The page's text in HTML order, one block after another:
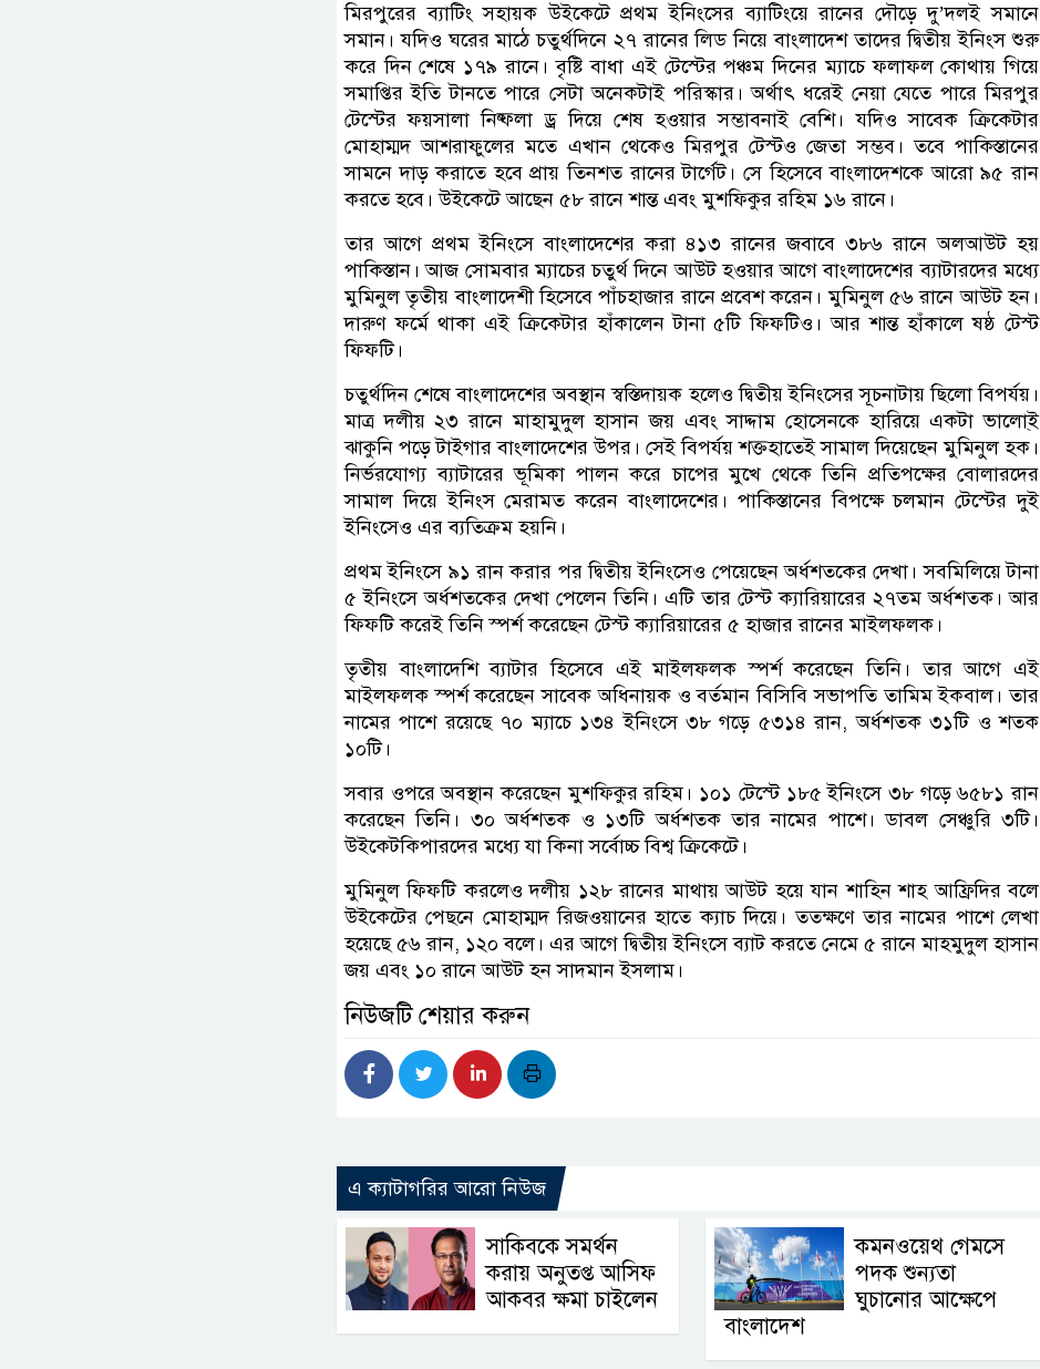
মিরপুরের ব্যাটিং সহায়ক উইকেটে প্রথম ইনিংসের ব্যাটিংয়ে রানের দৌড়ে দু’দলই সমানে
সমান। যদিও ঘরের মাঠে চতুর্থদিনে ২৭ রানের লিড নিয়ে ব‍াংলাদেশ তাদের দ্বিতীয় ইনিংস শুরু
করে দিন শেষে ১৭৯ রানে। বৃষ্টি বাধা এই টেস্টের পঞ্চম দিনের ম্যাচে ফলাফল কোথায় গিয়ে
সমাপ্তির ইতি টানতে পারে সেটা অনেকটাই পরিস্কার। অর্থা‍ৎ ধরেই নেয়া যেতে পারে মিরপুর
টেস্টের ফয়সালা নিষ্ফলা ড্র দিয়ে শেষ হওয়ার সম্ভাবনাই বেশি। যদিও সাবেক ক্রিকেটার
মোহাম্মদ আশরাফুলের মতে এখান থেকেও মিরপুর টেস্টও জেতা সম্ভব। তবে পাকিস্তানের
সামনে দাড় করাতে হবে প্রায় তিনশত রানের টার্গেট। সে হিসেবে বাংলাদেশকে আরো ৯৫ রান
করতে হবে। উইকেটে আছেন ৫৮ রানে শান্ত এবং মুশফিকুর রহিম ১৬ রানে।
তার আগে প্রথম ইনিংসে বাংলাদেশের করা ৪১৩ রানের জবাবে ৩৮৬ রানে অলআউট হয়
পাকিস্তান। আজ সোমবার ম্যাচের চতুর্থ দিনে আউট হওয়ার আগে বাংলাদেশের ব্যাটারদের মধ্যে
মুমিনুল তৃতীয় বাংলাদেশী হিসেবে পাঁচহাজার রানে প্রবেশ করেন। মুমিনুল ৫৬ রানে আউট হন।
দারুণ ফর্মে থাকা এই ক্রিকেটার হাঁকালেন টানা ৫টি ফিফটিও। আর শান্ত হাঁকালে ষষ্ঠ টেস্ট
ফিফটি।
চতুর্থদিন শেষে বাংলাদেশের অবস্থান স্বস্তিদায়ক হলেও দ্বিতীয় ইনিংসের সূচনাটায় ছিলো বিপর্যয়।
মাত্র দলীয় ২৩ রানে মাহামুদুল হাসান জয় এবং সাদ্দাম হোসেনকে হারিয়ে একটা ভালো্ই
ঝাকুনি পড়ে টাইগার বাংলাদেশের উপর। সেই বিপর্যয় শক্তহাতেই সামাল দিয়েছেন মুমিনুল হক।
নির্ভরযোগ্য ব্যাটারের ভূমিকা পালন করে চাপের মুখে থেকে তিনি প্রতিপক্ষের বোলারদের
সামাল দিয়ে ইনিংস মেরামত করেন বাংলাদেশের। পাকিস্তানের বিপক্ষে চলমান টেস্টের দুই
ইনিংসেও এর ব্যতিক্রম হয়নি।
প্রথম ইনিংসে ৯১ রান করার পর দ্বিতীয় ইনিংসেও পেয়েছেন অর্ধশতকের দেখা। সবমিলিয়ে টানা
৫ ইনিংসে অর্ধশতকের দেখা পেলেন তিনি। এটি তার টেস্ট ক্যারিয়ারের ২৭তম অর্ধশতক। আর
ফিফটি করেই তিনি স্পর্শ করেছেন টেস্ট ক্যারিয়ারের ৫ হাজার রানের মাইলফলক।
তৃতীয় বাংলাদেশি ব্যাটার হিসেবে এই মাইলফলক স্পর্শ করেছেন তিনি। তার আগে এই
মাইলফলক স্পর্শ করেছেন সাবেক অধিনায়ক ও বর্তমান বিসিবি সভাপতি তামিম ইকবাল। তার
নামের পাশে রয়েছে ৭০ ম্যাচে ১৩৪ ইনিংসে ৩৮ গড়ে ৫৩১৪ রান, অর্ধশতক ৩১টি ও শতক
১০টি।
সবার ওপরে অবস্থান করেছেন মুশফিকুর রহিম। ১০১ টেস্টে ১৮৫ ইনিংসে ৩৮ গড়ে ৬৫৮১ রান
করেছেন তিনি। ৩০ অর্ধশতক ও ১৩টি অর্ধশতক তার নামের পাশে। ডাবল সেঞ্চুরি ৩টি।
উইকেটকিপারদের মধ্যে যা কিনা সর্বোচ্চ বিশ্ব ক্রিকেটে।
মুমিনুল ফিফটি করলেও দলীয় ১২৮ রানের মাথায় আউট হয়ে যান শাহিন শাহ আফ্রিদির বলে
উইকেটের পেছনে মোহাম্মদ রিজওয়ানের হাতে ক্যাচ দিয়ে। ততক্ষণে তার নামের পাশে লেখা
হয়েছে ৫৬ রান, ১২০ বলে। এর আগে দ্বিতীয় ইনিংসে ব্যাট করতে নেমে ৫ রানে মাহমুদুল হাসান
জয় এবং ১০ রানে আউট হন সাদমান ইসলাম।
নিউজটি শেয়ার করুন
এ ক্যাটাগরির আরো নিউজ
সাকিবকে সমর্থন
করায় অনুতপ্ত আসিফ
আকবর ক্ষমা চাইলেন
কমনওয়েথ গেমসে
পদক শুন্যতা
ঘুচানোর আক্ষেপে
বাংলাদেশ